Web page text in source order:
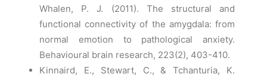
Whalen, P. J. (2011). The structural and
functional connectivity of the amygdala: from
normal emotion to pathological anxiety.
Behavioural brain research, 223(2), 403-410.
Kinnaird, E., Stewart, C., & Tchanturia, K.